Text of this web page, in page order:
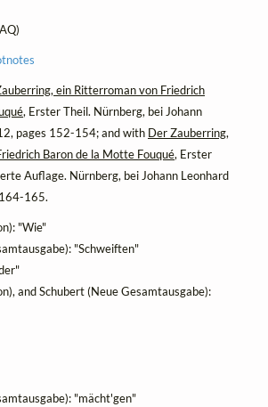
ein Ritterroman von Friedrich
, Erster Theil. Nürnberg, bei Johann
pages 152-154; and with Der Zauberring,
Baron de la Motte Fouqué, Erster
Auflage. Nürnberg, bei Johann Leonhard
165.
"Wie"
"Schweiften"
and Schubert (Neue Gesamtausgabe):
"mächt'gen"